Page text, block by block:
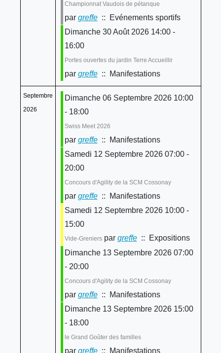
Championnat Vaudois de pétanque
par greffe:: Evénements sportifs
Dimanche 30 Août 2026 14:00 -
16:00
Portes ouvertes du jardin Terre Accueillir
par greffe:: Manifestations
Septembre
2026
Dimanche 06 Septembre 2026 10:00
- 18:00
Swiss Meet 2026
par greffe:: Manifestations
Samedi 12 Septembre 2026 07:00 -
20:00
Concours d'Agility de la SCM Cossonay
par greffe:: Manifestations
Samedi 12 Septembre 2026 10:00 -
15:00
Vide-Grenierspar greffe:: Expositions
Dimanche 13 Septembre 2026 07:00
- 20:00
Concours d'Agility de la SCM Cossonay
par greffe:: Manifestations
Dimanche 13 Septembre 2026 15:00
- 18:00
le Grand Goûter des familles
par greffe:: Manifestations